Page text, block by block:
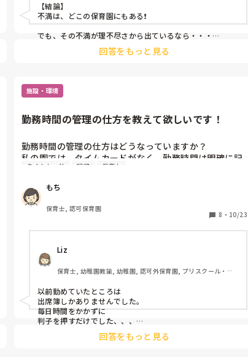
【結論】
不満は、どこの保育園にもある❗️
でも、その不満が理不尽さから出ているなら・・・
あなたの保育園は、ブラック保育園かもしれません😌
以下の【ひまわりっちブログ】で、保育士へのメッセージ
https://himawa-rich.net/message-childminder/
回答をもっと見る
施設・環境
勤務時間の管理の仕方を教えて欲しいです！
勤務時間の管理の仕方はどうなっていますか？
私の園では、タイムカードがなく、勤務時間は明確に記
あるのは、セコムカードの入退館記録のみです。園に着
いた時間と出る時間をカードでピッと打刻するだけで、
本当に働いている時間は記録上に残りません。
他の園ではどうなっているか、教えて頂けますか？
タイムカード 記録 保育士
もち
保育士, 認可保育園
8 ・ 10/23
Liz
保育士, 幼稚園教諭, 幼稚園, 認可外保育園, プリスクール・幼
以前勤めていたところは
出席簿しかありませんでした。
毎日時間をかかずに
判子を押すだけでした、、、
今の所はタイムカードがあって
回答をもっと見る